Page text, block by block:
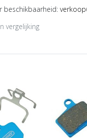
beschikbaarheid:
vergelijking